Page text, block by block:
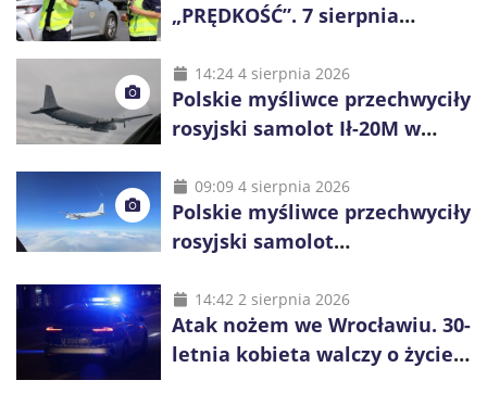
„PRĘDKOŚĆ”. 7 sierpnia
14:24 4 sierpnia 2026
Polskie myśliwce przechwyciły
rosyjski samolot Ił-20M w
09:09 4 sierpnia 2026
Polskie myśliwce przechwyciły
rosyjski samolot
14:42 2 sierpnia 2026
Atak nożem we Wrocławiu. 30-
letnia kobieta walczy o życie,